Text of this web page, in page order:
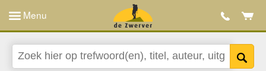
Menu